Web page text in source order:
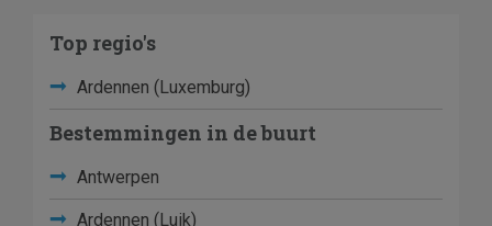
Top regio's
Ardennen (Luxemburg)
Bestemmingen in de buurt
Antwerpen
Ardennen (Luik)